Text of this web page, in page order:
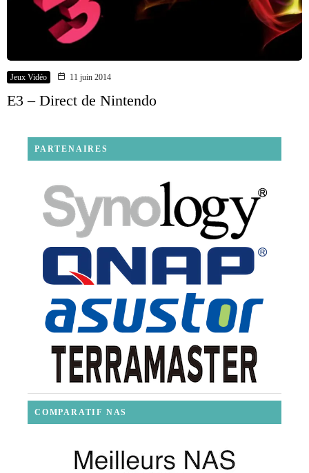
Jeux Vidéo 11 juin 2014
E3 – Direct de Nintendo
PARTENAIRES
COMPARATIF NAS